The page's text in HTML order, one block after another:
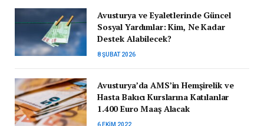
Avusturya ve Eyaletlerinde Güncel
Sosyal Yardımlar: Kim, Ne Kadar
Destek Alabilecek?
8 ŞUBAT 2026
Avusturya’da AMS’in Hemşirelik ve
Hasta Bakıcı Kurslarına Katılanlar
1.400 Euro Maaş Alacak
6 EKIM 2022